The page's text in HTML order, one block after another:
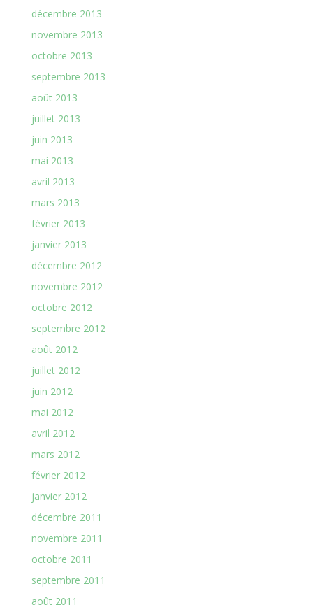
décembre 2013
novembre 2013
octobre 2013
septembre 2013
août 2013
juillet 2013
juin 2013
mai 2013
avril 2013
mars 2013
février 2013
janvier 2013
décembre 2012
novembre 2012
octobre 2012
septembre 2012
août 2012
juillet 2012
juin 2012
mai 2012
avril 2012
mars 2012
février 2012
janvier 2012
décembre 2011
novembre 2011
octobre 2011
septembre 2011
août 2011